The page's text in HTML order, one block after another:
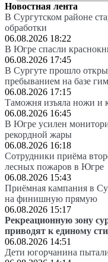
Новостная лента
В Сургутском районе
обработки
06.08.2026 18:22
В Югре спасли
06.08.2026 17:45
В Сургуте прошло
пребыванием на базе
06.08.2026 17:15
Таможня изъяла ножи и
06.08.2026 16:45
В Югре усилен
рекордной жары
06.08.2026 16:18
Сотрудники приёма
лесных пожаров в Югре
06.08.2026 15:43
Приёмная кампания в
на финишную прямую
06.08.2026 15:17
Рекреационную зону
приводят к единому
06.08.2026 14:51
Дети югорчанина